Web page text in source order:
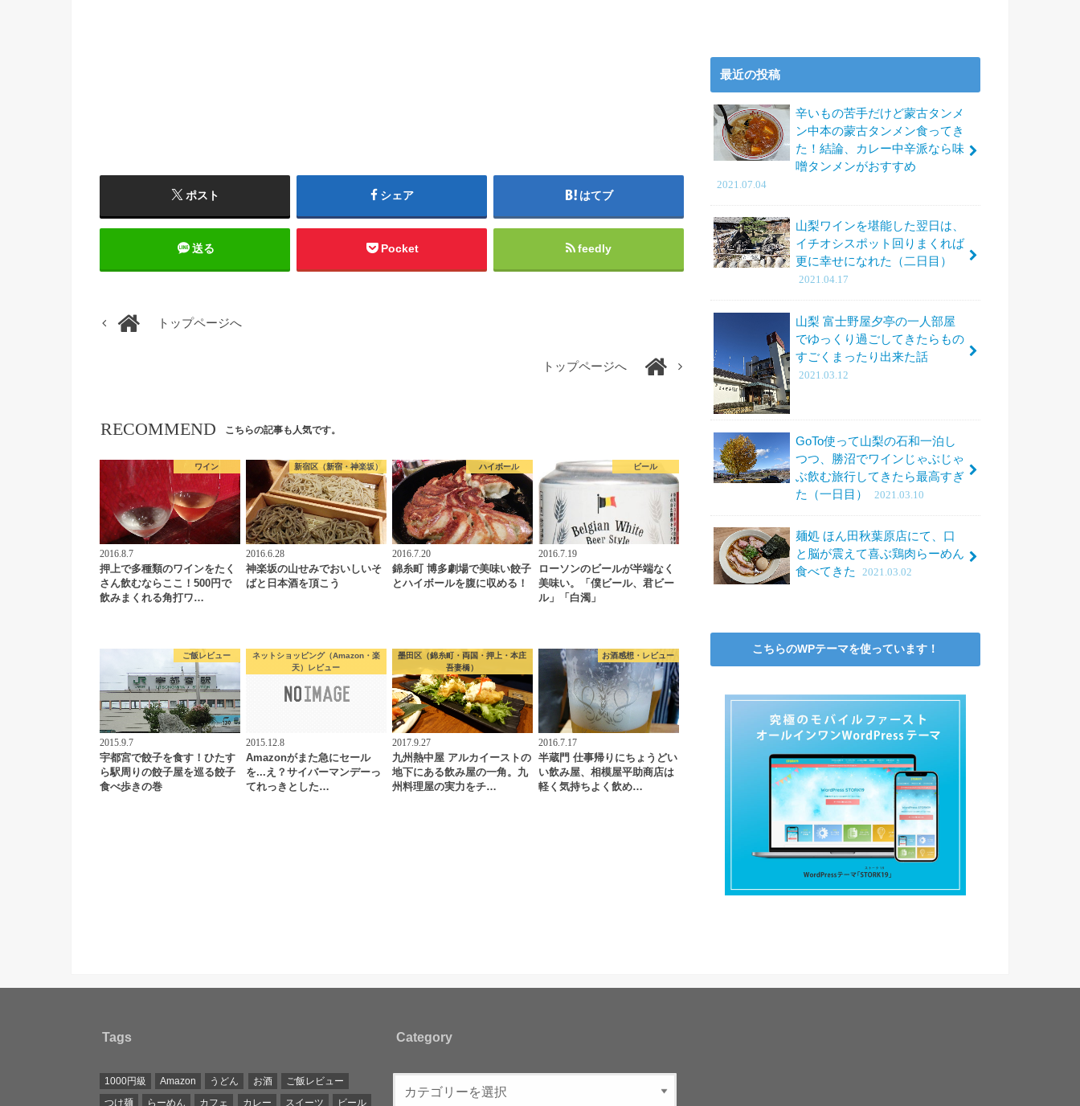
ポスト シェア はてブ
送る Pocket feedly
トップページへ
トップページへ
RECOMMEND こちらの記事も人気です。
ワイン
2016.8.7
押上で多種類のワインをたく
さん飲むならここ！500円で
飲みまくれる角打ワ…
新宿区（新宿・神楽坂）
2016.6.28
神楽坂の山せみでおいしいそ
ばと日本酒を頂こう
ハイボール
2016.7.20
錦糸町 博多劇場で美味い餃子
とハイボールを腹に収める！
ビール
2016.7.19
ローソンのビールが半端なく
美味い。「僕ビール、君ビー
ル」「白濁」
ご飯レビュー
2015.9.7
宇都宮で餃子を食す！ひたす
ら駅周りの餃子屋を巡る餃子
食べ歩きの巻
ネットショッピング（Amazon・楽
天）レビュー
2015.12.8
Amazonがまた急にセール
を...え？サイバーマンデーっ
てれっきとした…
墨田区（錦糸町・両国・押上・本庄
吾妻橋）
2017.9.27
九州熱中屋 アルカイーストの
地下にある飲み屋の一角。九
州料理屋の実力をチ…
お酒感想・レビュー
2016.7.17
半蔵門 仕事帰りにちょうどい
い飲み屋、相模屋平助商店は
軽く気持ちよく飲め…
最近の投稿
辛いもの苦手だけど蒙古タンメ
ン中本の蒙古タンメン食ってき
た！結論、カレー中辛派なら味
噌タンメンがおすすめ
2021.07.04
山梨ワインを堪能した翌日は、
イチオシスポット回りまくれば
更に幸せになれた（二日目）
2021.04.17
山梨 富士野屋夕亭の一人部屋
でゆっくり過ごしてきたらもの
すごくまったり出来た話
2021.03.12
GoTo使って山梨の石和一泊し
つつ、勝沼でワインじゃぶじゃ
ぶ飲む旅行してきたら最高すぎ
た（一日目）
2021.03.10
麺処 ほん田秋葉原店にて、口
と脳が震えて喜ぶ鶏肉らーめん
食べてきた
2021.03.02
こちらのWPテーマを使っています！
Tags
1000円級 Amazon うどん お酒
ご飯レビュー
つけ麺
らーめん カフェ カレー スイーツ ビール
Category